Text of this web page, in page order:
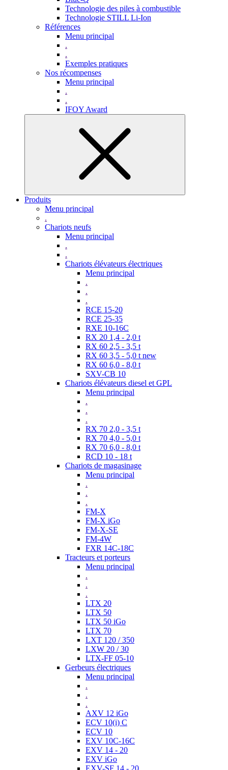
Technologie des piles à combustible
Technologie STILL Li-Ion
Références
Menu principal
.
.
Exemples pratiques
Nos récompenses
Menu principal
.
.
IFOY Award
Produits
Menu principal
.
Chariots neufs
Menu principal
.
.
Chariots élévateurs électriques
Menu principal
.
.
.
RCE 15-20
RCE 25-35
RXE 10-16C
RX 20 1,4 - 2,0 t
RX 60 2,5 - 3,5 t
RX 60 3,5 - 5,0 t new
RX 60 6,0 - 8,0 t
SXV-CB 10
Chariots élévateurs diesel et GPL
Menu principal
.
.
.
RX 70 2,0 - 3,5 t
RX 70 4,0 - 5,0 t
RX 70 6,0 - 8,0 t
RCD 10 - 18 t
Chariots de magasinage
Menu principal
.
.
.
FM-X
FM-X iGo
FM-X-SE
FM-4W
FXR 14C-18C
Tracteurs et porteurs
Menu principal
.
.
.
LTX 20
LTX 50
LTX 50 iGo
LTX 70
LXT 120 / 350
LXW 20 / 30
LTX-FF 05-10
Gerbeurs électriques
Menu principal
.
.
.
AXV 12 iGo
ECV 10(i) C
ECV 10
EXV 10C-16C
EXV 14 - 20
EXV iGo
EXV-SF 14 - 20